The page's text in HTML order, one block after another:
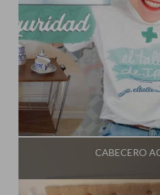
Influencer:El
CABECERO